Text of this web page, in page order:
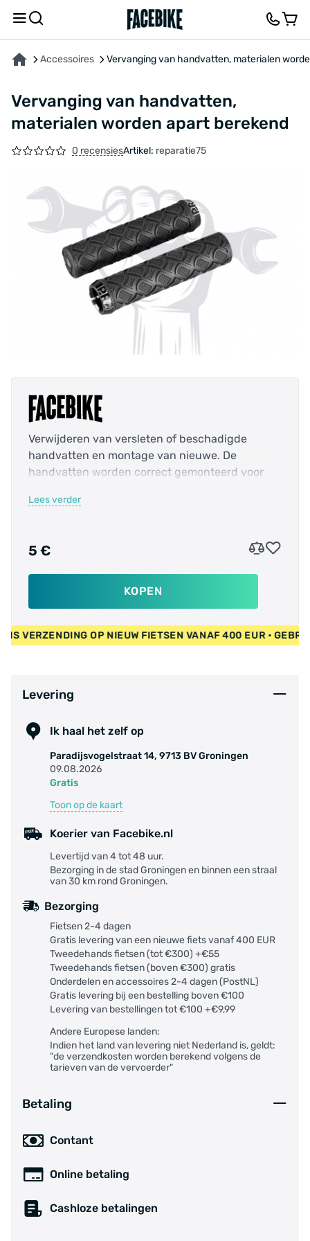
Accessoires Vervanging van handvatten, materialen
Vervanging van handvatten,
materialen worden apart berekend
0 recensiesArtikel: reparatie75
Verwijderen van versleten of beschadigde
handvatten en montage van nieuwe. De
handvatten worden correct gemonteerd voor
en materialen worden apart berekend.
Lees verder
5 €
KOPEN
VERZENDING OP NIEUW FIETSEN VANAF 400 EUR •
Levering
Ik haal het zelf op
Paradijsvogelstraat 14, 9713 BV Groningen
09.08.2026
Gratis
Toon op de kaart
Koerier van Facebike.nl
Levertijd van 4 tot 48 uur.
Bezorging in de stad Groningen en binnen een straal
van 30 km rond Groningen.
Bezorging
Fietsen 2-4 dagen
Gratis levering van een nieuwe fiets vanaf 400 EUR
Tweedehands fietsen (tot €300) +€55
Tweedehands fietsen (boven €300) gratis
Onderdelen en accessoires 2-4 dagen (PostNL)
Gratis levering bij een bestelling boven €100
Levering van bestellingen tot €100 +€9,99
Andere Europese landen:
Indien het land van levering niet Nederland is, geldt:
"de verzendkosten worden berekend volgens de
tarieven van de vervoerder"
Betaling
Contant
Online betaling
Cashloze betalingen
OVER HET PRODUCT FEEDBACK EN VRAGEN